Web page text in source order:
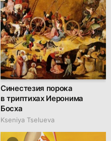
Синестезия порока
в триптихах Иеронима
Босха
Kseniya Tselueva